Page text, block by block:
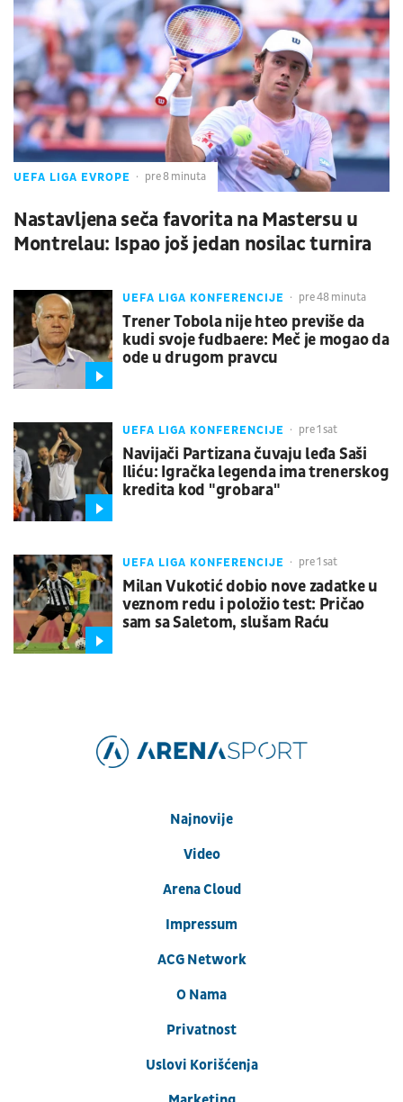
UEFA LIGA EVROPE pre 8 minuta
Nastavljena seča favorita na Mastersu u
Montrelau: Ispao još jedan nosilac turnira
UEFA LIGA KONFERENCIJE pre 48 minuta
Trener Tobola nije hteo previše da
kudi svoje fudbaere: Meč je mogao da
ode u drugom pravcu
UEFA LIGA KONFERENCIJE pre 1 sat
Navijači Partizana čuvaju leđa Saši
Iliću: Igračka legenda ima trenerskog
kredita kod "grobara"
UEFA LIGA KONFERENCIJE pre 1 sat
Milan Vukotić dobio nove zadatke u
veznom redu i položio test: Pričao
sam sa Saletom, slušam Raću
Najnovije
Video
Arena Cloud
Impressum
ACG Network
O Nama
Privatnost
Uslovi Korišćenja